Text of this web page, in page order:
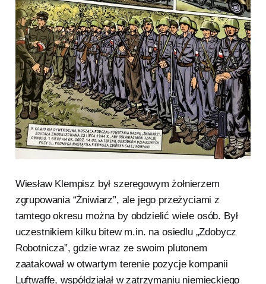
Wiesław Klempisz był szeregowym żołnierzem
zgrupowania “Żniwiarz”, ale jego przeżyciami z
tamtego okresu można by obdzielić wiele osób. Był
uczestnikiem kilku bitew m.in. na osiedlu „Zdobycz
Robotnicza”, gdzie wraz ze swoim plutonem
zaatakował w otwartym terenie pozycje kompanii
Luftwaffe, współdziałał w zatrzymaniu niemieckiego